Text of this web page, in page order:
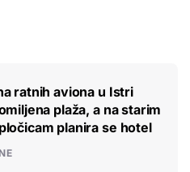
ratnih aviona u Istri
plaža, a na starim
planira se hotel